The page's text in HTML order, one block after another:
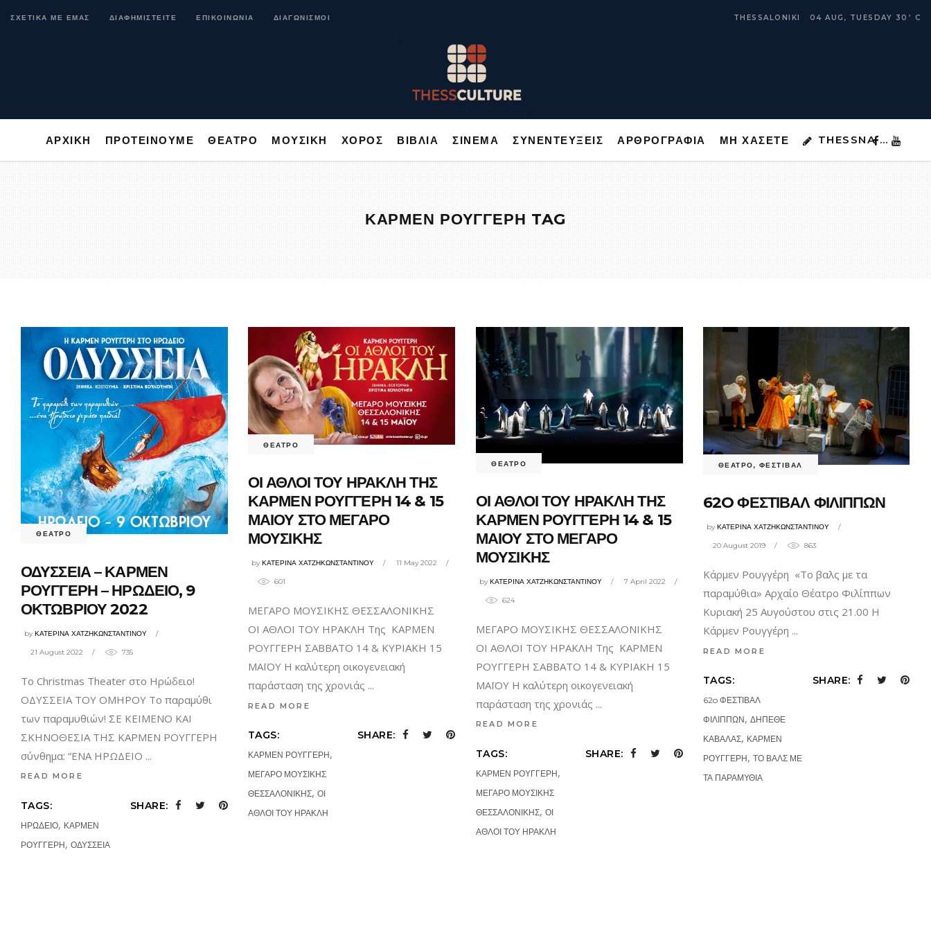
ΣΧΕΤΙΚΑ ΜΕ ΕΜΑΣ ΔΙΑΦΗΜΙΣΤΕΙΤΕ ΕΠΙΚΟΙΝΩΝΙΑ ΔΙΑΓΩΝΙΣΜΟΙ THESSALONIKI 04 AUG, TUESDAY 30 ° C
ΑΡΧΙΚΗ ΠΡΟΤΕΙΝΟΥΜΕ ΘΕΑΤΡΟ ΜΟΥΣΙΚΗ ΧΟΡΟΣ ΒΙΒΛΙΑ ΣΙΝΕΜΑ ΣΥΝΕΝΤΕΥΞΕΙΣ ΑΡΘΡΟΓΡΑΦΙΑ ΜΗ ΧΑΣΕΤΕ THESSNA …
ΑΡΧΙΚΗ ΠΡΟΤΕΙΝΟΥΜΕ ΘΕΑΤΡΟ ΜΟΥΣΙΚΗ ΜΗ ΧΑΣΕΤΕ THESSNA …
ΚΑΡΜΕΝ ΡΟΥΓΓΕΡΗ TAG
ΘΕΑΤΡΟ
ΟΔΥΣΣΕΙΑ – ΚΑΡΜΕΝ
ΡΟΥΓΓΕΡΗ – ΗΡΩΔΕΙΟ, 9
ΟΚΤΩΒΡΙΟΥ 2022
byΚΑΤΕΡΙΝΑ ΧΑΤΖΗΚΩΝΣΤΑΝΤΙΝΟΥ
21 August 2022 735
To Christmas Theater στο Ηρώδειο!
ΟΔΥΣΣΕΙΑ ΤΟΥ ΟΜΗΡΟΥ Το παραμύθι
των παραμυθιών! ΣΕ ΚΕΙΜΕΝΟ ΚΑΙ
ΣΚΗΝΟΘΕΣΙΑ ΤΗΣ ΚΑΡΜΕΝ ΡΟΥΓΓΕΡΗ
σύνθημα: “ΕΝΑ ΗΡΩΔΕΙΟ
READ MORE
TAGS:
ΗΡΩΔΕΙΟ, ΚΑΡΜΕΝ
ΡΟΥΓΓΕΡΗ, ΟΔΥΣΣΕΙΑ
SHARE:
ΘΕΑΤΡΟ
ΟΙ ΑΘΛΟΙ ΤΟΥ ΗΡΑΚΛΗ ΤΗΣ
ΚΑΡΜΕΝ ΡΟΥΓΓΕΡΗ 14 & 15
ΜΑΙΟΥ ΣΤΟ ΜΕΓΑΡΟ
ΜΟΥΣΙΚΗΣ
byΚΑΤΕΡΙΝΑ ΧΑΤΖΗΚΩΝΣΤΑΝΤΙΝΟΥ 11 May 2022
601
ΜΕΓΑΡΟ ΜΟΥΣΙΚΗΣ ΘΕΣΣΑΛΟΝΙΚΗΣ
ΟΙ ΑΘΛΟΙ ΤΟΥ ΗΡΑΚΛΗ Της ΚΑΡΜΕΝ
ΡΟΥΓΓΕΡΗ ΣΑΒΒΑΤΟ 14 & ΚΥΡΙΑΚΗ 15
ΜΑΪΟΥ Η καλύτερη οικογενειακή
παράσταση της χρονιάς
READ MORE
TAGS:
ΚΑΡΜΕΝ ΡΟΥΓΓΕΡΗ,
ΜΕΓΑΡΟ ΜΟΥΣΙΚΗΣ
ΘΕΣΣΑΛΟΝΙΚΗΣ, ΟΙ
ΑΘΛΟΙ ΤΟΥ ΗΡΑΚΛΗ
SHARE:
ΘΕΑΤΡΟ
ΟΙ ΑΘΛΟΙ ΤΟΥ ΗΡΑΚΛΗ ΤΗΣ
ΚΑΡΜΕΝ ΡΟΥΓΓΕΡΗ 14 & 15
ΜΑΙΟΥ ΣΤΟ ΜΕΓΑΡΟ
ΜΟΥΣΙΚΗΣ
byΚΑΤΕΡΙΝΑ ΧΑΤΖΗΚΩΝΣΤΑΝΤΙΝΟΥ 7 April 2022
624
ΜΕΓΑΡΟ ΜΟΥΣΙΚΗΣ ΘΕΣΣΑΛΟΝΙΚΗΣ
ΟΙ ΑΘΛΟΙ ΤΟΥ ΗΡΑΚΛΗ Της ΚΑΡΜΕΝ
ΡΟΥΓΓΕΡΗ ΣΑΒΒΑΤΟ 14 & ΚΥΡΙΑΚΗ 15
ΜΑΪΟΥ Η καλύτερη οικογενειακή
παράσταση της χρονιάς
READ MORE
TAGS:
ΚΑΡΜΕΝ ΡΟΥΓΓΕΡΗ,
ΜΕΓΑΡΟ ΜΟΥΣΙΚΗΣ
ΘΕΣΣΑΛΟΝΙΚΗΣ, ΟΙ
ΑΘΛΟΙ ΤΟΥ ΗΡΑΚΛΗ
SHARE:
ΘΕΑΤΡΟ, ΦΕΣΤΙΒΑΛ
62O ΦΕΣΤΙΒΑΛ ΦΙΛΙΠΠΩΝ
byΚΑΤΕΡΙΝΑ ΧΑΤΖΗΚΩΝΣΤΑΝΤΙΝΟΥ
20 August 2019 863
Κάρμεν Ρουγγέρη «Το βαλς με τα
παραμύθια» Αρχαίο Θέατρο Φιλίππων
Κυριακή 25 Αυγούστου στις 21.00 Η
Κάρμεν Ρουγγέρη
READ MORE
TAGS:
62o ΦΕΣΤΙΒΑΛ
ΦΙΛΙΠΠΩΝ, ΔΗΠΕΘΕ
ΚΑΒΑΛΑΣ, ΚΑΡΜΕΝ
ΡΟΥΓΓΕΡΗ, ΤΟ ΒΑΛΣ ΜΕ
ΤΑ ΠΑΡΑΜΥΘΙΑ
SHARE: